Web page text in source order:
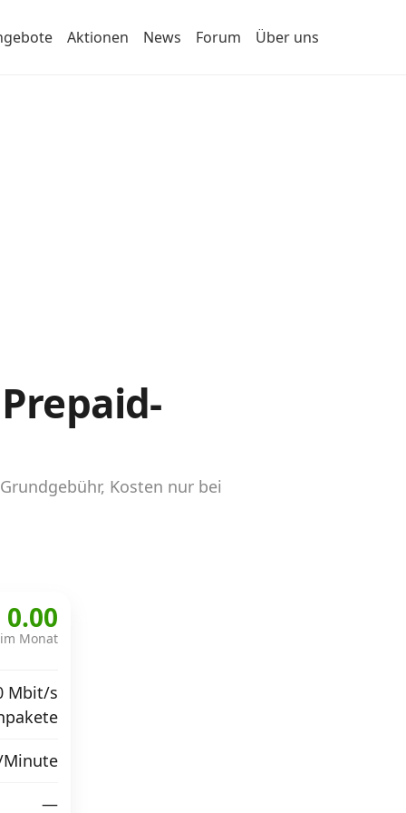
Aktionen News Forum Über uns
Kosten nur bei
0.00
im Monat
Mbit/s
Minute
—